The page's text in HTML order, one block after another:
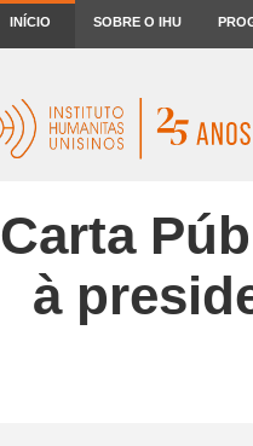
INÍCIO SOBRE O IHU
Carta
à